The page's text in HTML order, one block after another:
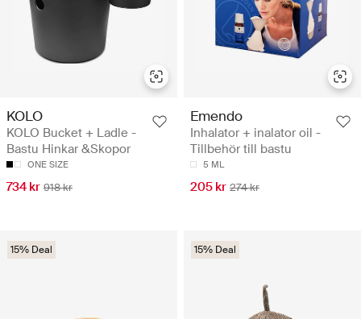
KOLO
KOLO Bucket + Ladle -
Bastu Hinkar &Skopor
ONE SIZE
734 kr 918 kr
Emendo
Inhalator + inalator oil -
Tillbehör till bastu
5 ML
205 kr 274 kr
15% Deal 15% Deal